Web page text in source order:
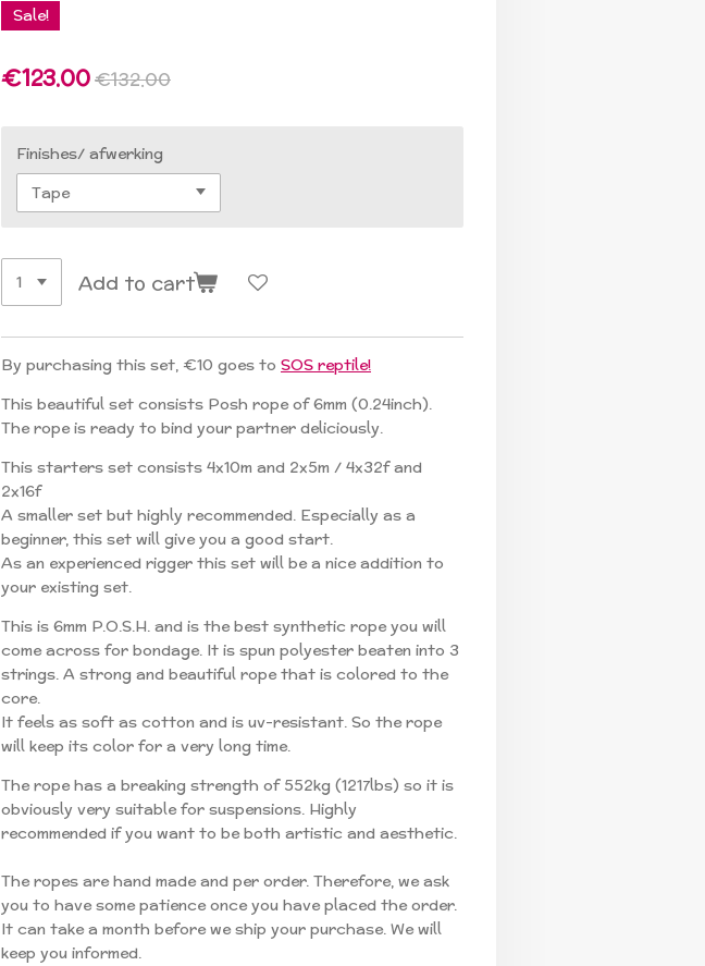
Sale!
€123.00€132.00
Finishes/ afwerking
Add to cart
By purchasing this set, €10 goes to SOS reptile!
This beautiful set consists Posh rope of 6mm (0.24inch).
The rope is ready to bind your partner deliciously.
This starters set consists 4x10m and 2x5m / 4x32f and
2x16f
A smaller set but highly recommended. Especially as a
beginner, this set will give you a good start.
As an experienced rigger this set will be a nice addition to
your existing set.
This is 6mm P.O.S.H. and is the best synthetic rope you will
come across for bondage. It is spun polyester beaten into 3
strings. A strong and beautiful rope that is colored to the
core.
It feels as soft as cotton and is uv-resistant. So the rope
will keep its color for a very long time.
The rope has a breaking strength of 552kg (1217lbs) so it is
obviously very suitable for suspensions. Highly
recommended if you want to be both artistic and aesthetic.
The ropes are hand made and per order. Therefore, we ask
you to have some patience once you have placed the order.
It can take a month before we ship your purchase. We will
keep you informed.